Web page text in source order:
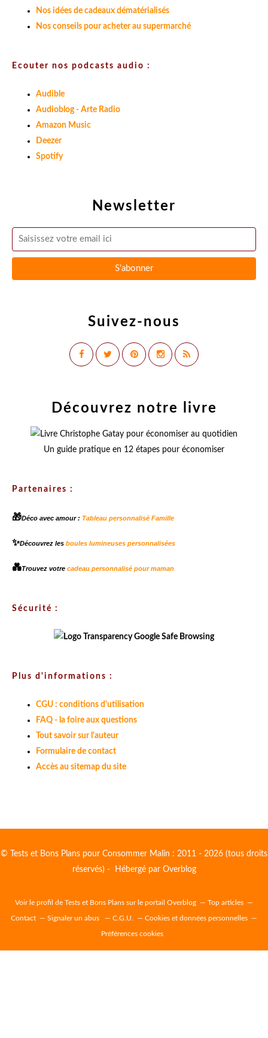
Newsletter
Suivez-nous
Nos idées de cadeaux dématérialisés
Nos conseils pour acheter au supermarché
Ecouter nos podcasts audio :
Audible
Audioblog - Arte Radio
Amazon Music
Deezer
Spotify
Découvrez notre livre
Un guide pratique en 12 étapes pour économiser
Partenaires :
🎁Déco avec amour : Tableau personnalisé Famille
✨Découvrez les boules lumineuses personnalisées
💑Trouvez votre cadeau personnalisé pour maman
Sécurité :
Plus d'informations :
CGU : conditions d'utilisation
FAQ - la foire aux questions
Tout savoir sur l'auteur
Formulaire de contact
Accès au sitemap du site
© Tests et Bons Plans pour Consommer Malin : 2011 - 2026 (tous droits
réservés) - Hébergé par Overblog
Voir le profil de Tests et Bons Plans sur le portail Overblog Top articles
Contact Signaler un abus C.G.U. Cookies et données personnelles
Préférences cookies